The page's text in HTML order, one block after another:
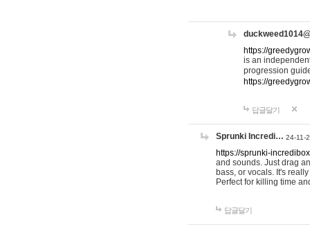
https://
is an
progression
https://
답글달기
Sprunki Incredi… 24-11-
https://sprunki-
and sounds. Just drag
bass, or vocals. It's
Perfect for killing time
답글달기